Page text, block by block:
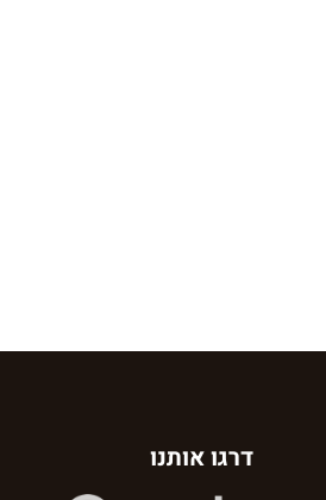
דרגו אותנו